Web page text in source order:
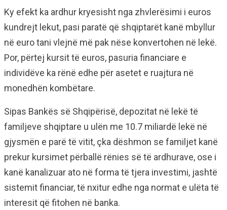
Ky efekt ka ardhur kryesisht nga zhvlerësimi i euros
kundrejt lekut, pasi paratë që shqiptarët kanë mbyllur
në euro tani vlejnë më pak nëse konvertohen në lekë.
Por, përtej kursit të euros, pasuria financiare e
individëve ka rënë edhe për asetet e ruajtura në
monedhën kombëtare.
Sipas Bankës së Shqipërisë, depozitat në lekë të
familjeve shqiptare u ulën me 10.7 miliardë lekë në
gjysmën e parë të vitit, çka dëshmon se familjet kanë
prekur kursimet përballë rënies së të ardhurave, ose i
kanë kanalizuar ato në forma të tjera investimi, jashtë
sistemit financiar, të nxitur edhe nga normat e ulëta të
interesit që fitohen në banka.